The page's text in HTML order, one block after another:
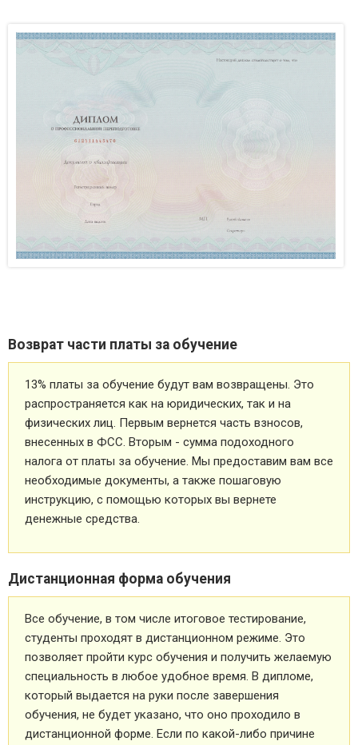
Возврат части платы за обучение
13% платы за обучение будут вам возвращены. Это
распространяется как на юридических, так и на
физических лиц. Первым вернется часть взносов,
внесенных в ФСС. Вторым - сумма подоходного
налога от платы за обучение. Мы предоставим вам все
необходимые документы, а также пошаговую
инструкцию, с помощью которых вы вернете
денежные средства.
Дистанционная форма обучения
Все обучение, в том числе итоговое тестирование,
студенты проходят в дистанционном режиме. Это
позволяет пройти курс обучения и получить желаемую
специальность в любое удобное время. В дипломе,
который выдается на руки после завершения
обучения, не будет указано, что оно проходило в
дистанционной форме. Если по какой-либо причине